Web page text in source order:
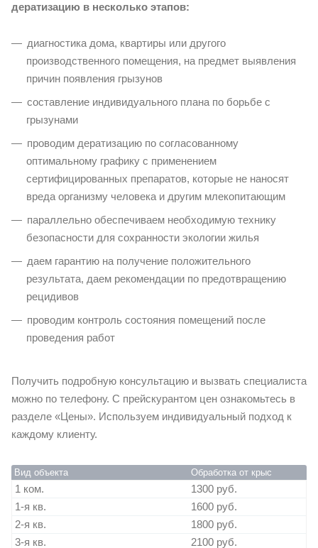
дератизацию в несколько этапов:
диагностика дома, квартиры или другого
производственного помещения, на предмет выявления
причин появления грызунов
составление индивидуального плана по борьбе с
грызунами
проводим дератизацию по согласованному
оптимальному графику с применением
сертифицированных препаратов, которые не наносят
вреда организму человека и другим млекопитающим
параллельно обеспечиваем необходимую технику
безопасности для сохранности экологии жилья
даем гарантию на получение положительного
результата, даем рекомендации по предотвращению
рецидивов
проводим контроль состояния помещений после
проведения работ
Получить подробную консультацию и вызвать специалиста
можно по телефону. С прейскурантом цен ознакомьтесь в
разделе «Цены». Используем индивидуальный подход к
каждому клиенту.
Вид объекта Обработка от крыс
1 ком.
1300 руб.
1-я кв.
1600 руб.
2-я кв.
1800 руб.
3-я кв.
2100 руб.